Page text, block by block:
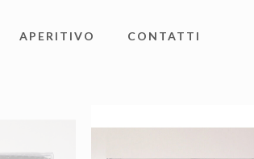
APERITIVO CONTATTI